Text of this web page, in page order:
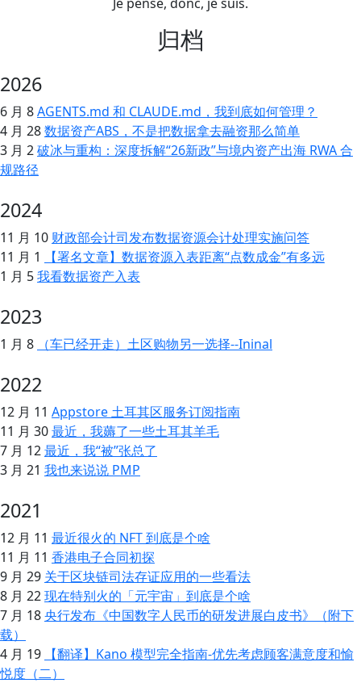
归档
2026
6 月 8AGENTS.md 和 CLAUDE.md，我到底如何管理？
4 月 28数据资产ABS，不是把数据拿去融资那么简单
3 月 2破冰与重构：深度拆解“26新政”与境内资产出海 RWA 合
规路径
2024
11 月 10 财政部会计司发布数据资源会计处理实施问答
11 月 1
【署名文章】数据资源入表距离“点数成金”有多远
1 月 5我看数据资产入表
2023
1 月 8 （车已经开走）土区购物另一选择--Ininal
2022
12 月 11 Appstore 土耳其区服务订阅指南
11 月 30最近，我薅了一些土耳其羊毛
7 月 12最近，我“被”张总了
3 月 21 我也来说说 PMP
2021
12 月 11 最近很火的 NFT 到底是个啥
11 月 11 香港电子合同初探
9 月 29 关于区块链司法存证应用的一些看法
8 月 22现在特别火的「元宇宙」到底是个啥
7 月 18央行发布《中国数字人民币的研发进展白皮书》（附下
载）
4 月 19
【翻译】Kano 模型完全指南-优先考虑顾客满意度和愉
悦度（二）